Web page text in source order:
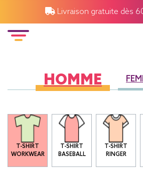
Livraison gratuite dès
HOMME
T-SHIRT
WORKWEAR
T-SHIRT
BASEBALL
T-SHIRT
RINGER